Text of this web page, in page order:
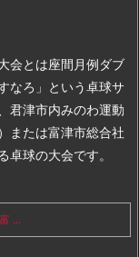
会とは座間月例ダブ
なろ」という卓球サ
君津市内みのわ運動
または富津市総合社
卓球の大会です。
...